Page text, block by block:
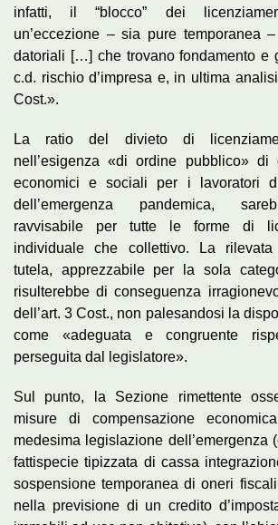
infatti, il “blocco” dei
un’eccezione – sia pure temporanea
datoriali […] che trovano fondamento e
c.d. rischio d’impresa e, in ultima
Cost.».
La ratio del divieto di
nell’esigenza «di ordine pubblico» di
economici e sociali per i lavoratori
dell’emergenza pandemica,
ravvisabile per tutte le forme di
individuale che collettivo. La rilevata
tutela, apprezzabile per la sola
risulterebbe di conseguenza
dell’art. 3 Cost., non palesandosi la
come «adeguata e congruente
perseguita dal legislatore».
Sul punto, la Sezione rimettente
misure di compensazione
medesima legislazione dell’emergenza
fattispecie tipizzata di cassa
sospensione temporanea di oneri
nella previsione di un credito